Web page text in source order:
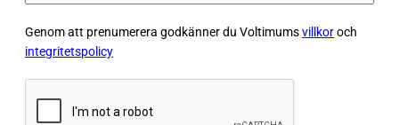
Genom att prenumerera godkänner du Voltimumsvillkoroch
integritetspolicy